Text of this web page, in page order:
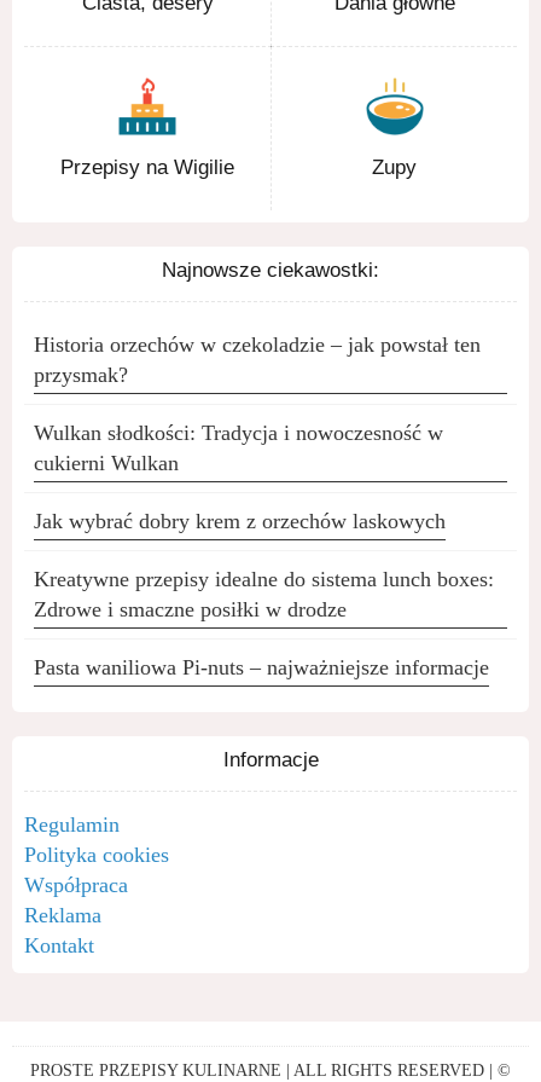
Przepisy na Wigilie Zupy
Najnowsze ciekawostki:
Historia orzechów w czekoladzie – jak powstał ten
przysmak?
Wulkan słodkości: Tradycja i nowoczesność w
cukierni Wulkan
Jak wybrać dobry krem z orzechów laskowych
Kreatywne przepisy idealne do sistema lunch boxes:
Zdrowe i smaczne posiłki w drodze
Pasta waniliowa Pi-nuts – najważniejsze informacje
Informacje
Regulamin
Polityka cookies
Współpraca
Reklama
Kontakt
PROSTE PRZEPISY KULINARNE | ALL RIGHTS RESERVED | ©